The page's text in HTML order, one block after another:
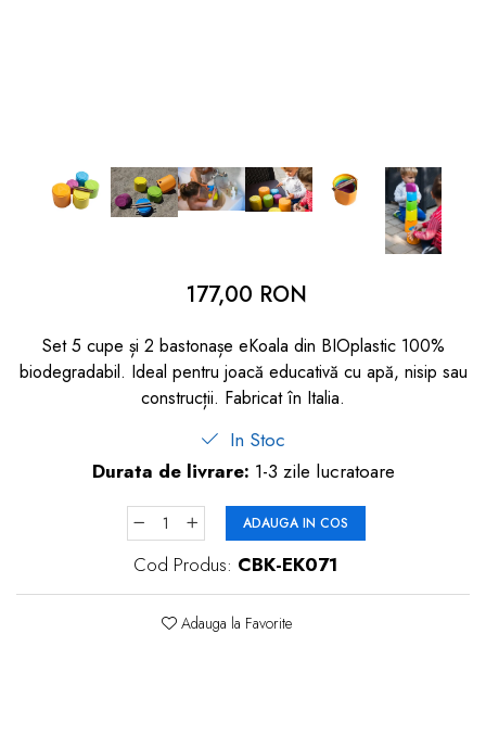
177,00 RON
Set 5 cupe și 2 bastonașe eKoala din BIOplastic 100%
biodegradabil. Ideal pentru joacă educativă cu apă, nisip sau
construcții. Fabricat în Italia.
In Stoc
Durata de livrare: 1-3 zile lucratoare
ADAUGA IN COS
Cod Produs: CBK-EK071
Adauga la Favorite